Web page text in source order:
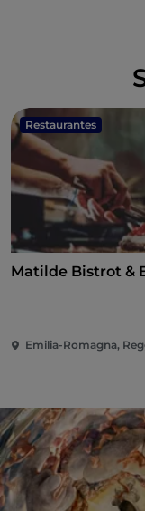
Restaurantes
Matilde Bistrot &
Emilia-Romagna,